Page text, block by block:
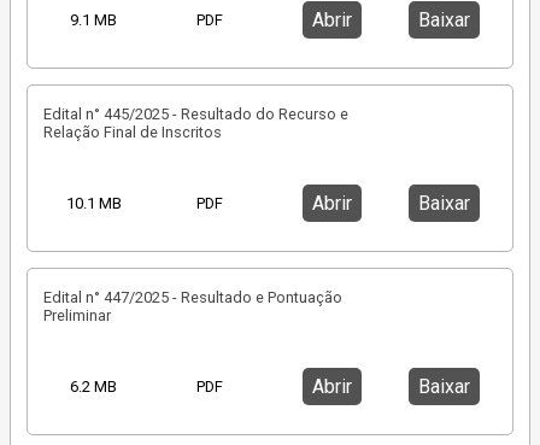
9.1 MB PDF Abrir Baixar
Edital n° 445/2025 - Resultado do Recurso e
Relação Final de Inscritos
10.1 MB PDF Abrir Baixar
Edital n° 447/2025 - Resultado e Pontuação
Preliminar
6.2 MB PDF Abrir Baixar